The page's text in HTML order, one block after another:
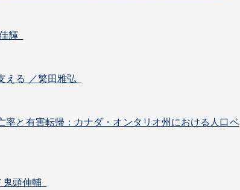
輝
える ／繁田雅弘
と有害転帰：カナダ・オンタリオ州における人口ベ
鬼頭伸輔